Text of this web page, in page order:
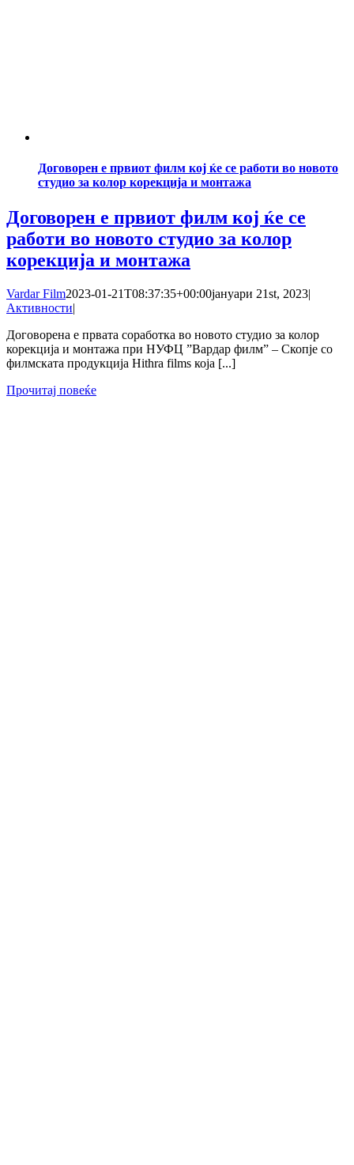
Договорен е првиот филм кој ќе се работи во новото
студио за колор корекција и монтажа
Договорен е првиот филм кој ќе се
работи во новото студио за колор
корекција и монтажа
Vardar Film2023-01-21T08:37:35+00:00јануари 21st, 2023|
Активности|
Договорена е првата соработка во новото студио за колор
корекција и монтажа при НУФЦ ˮВардар филмˮ – Скопје со
филмската продукција Hithra films која [...]
Прочитај повеќе